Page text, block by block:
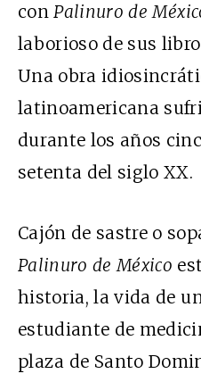
conPalinuro de
laborioso de sus
Una obra
latinoamericana
durante los años
setenta del siglo XX.
Cajón de sastre o
Palinuro de México
historia, la vida de
estudiante de
plaza de Santo